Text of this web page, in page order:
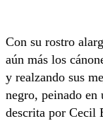
Con su rostro
aún más los
y realzando sus
negro, peinado en
descrita por Cecil